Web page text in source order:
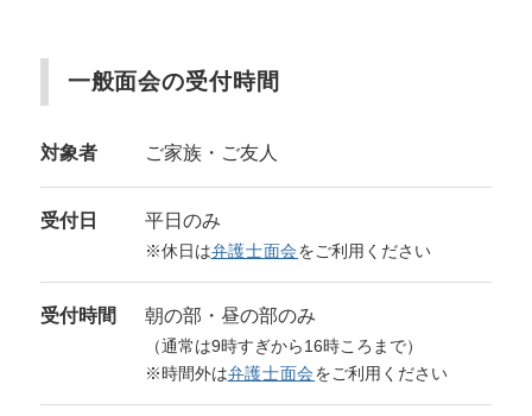
一般面会の受付時間
対象者 ご家族・ご友人
受付日 平日のみ
※休日は弁護士面会をご利用ください
受付時間 朝の部・昼の部のみ
（通常は9時すぎから16時ころまで）
※時間外は弁護士面会をご利用ください